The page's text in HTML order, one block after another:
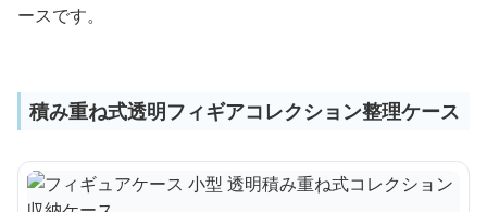
ースです。
積み重ね式透明フィギアコレクション整理ケース